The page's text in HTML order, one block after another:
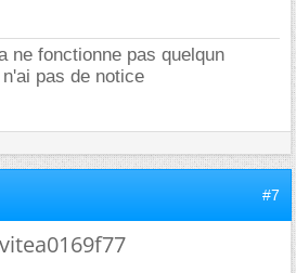
ne fonctionne pas quelqun
pas de notice
#7